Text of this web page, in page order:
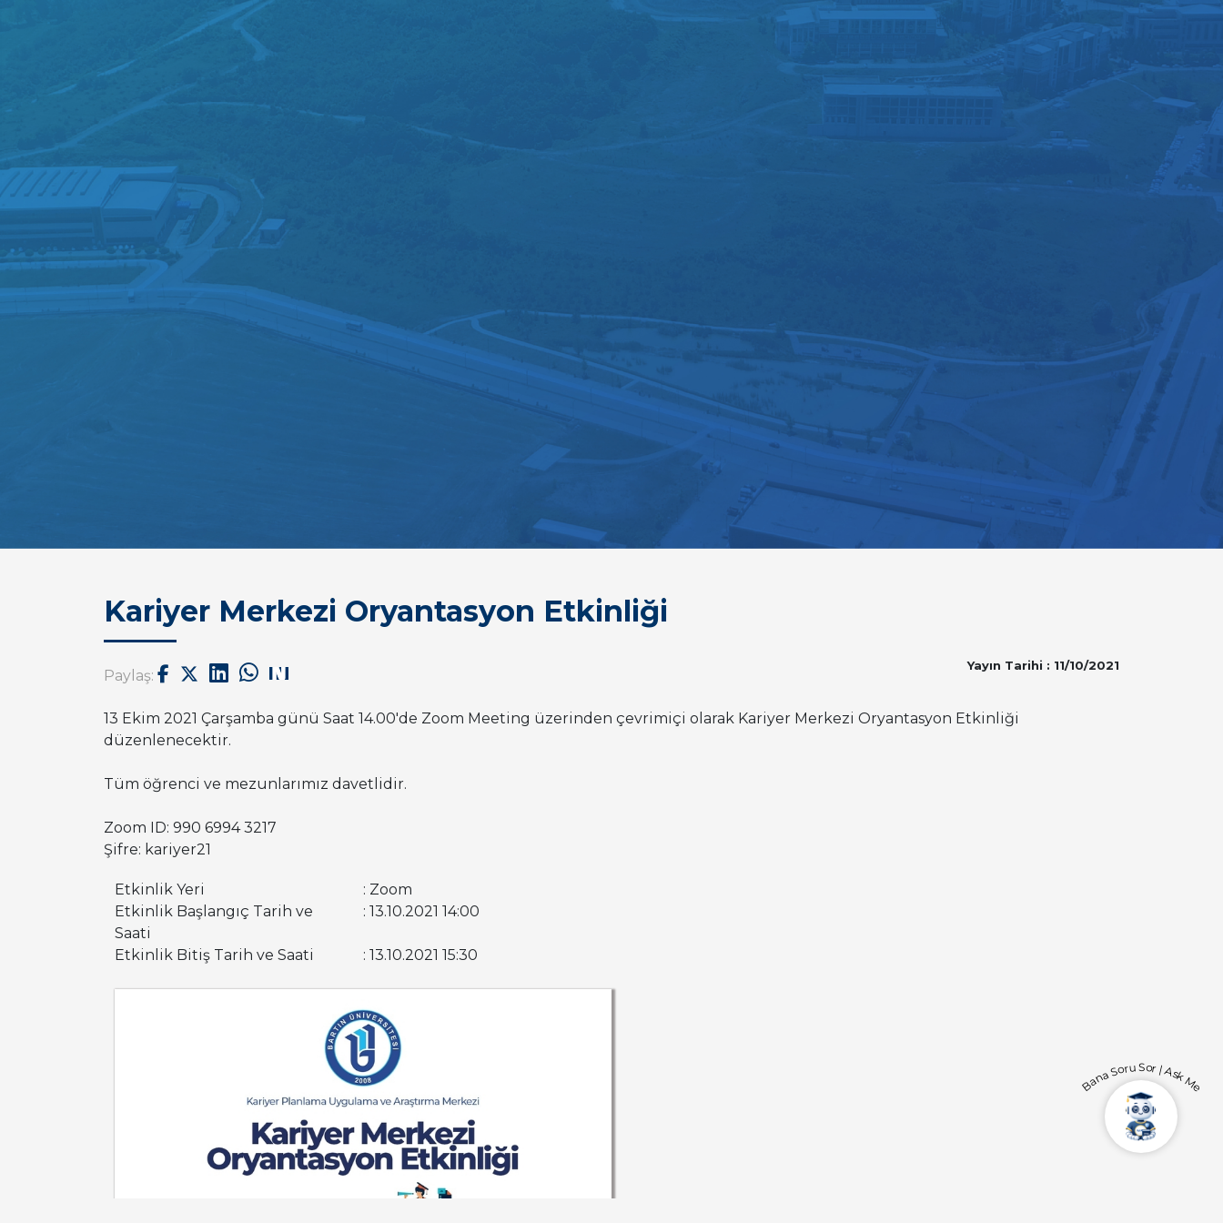
Kariyer Merkezi Oryantasyon Etkinliği
Paylaş:
Yayın Tarihi : 11/10/2021
13 Ekim 2021 Çarşamba günü Saat 14.00'de Zoom Meeting üzerinden çevrimiçi olarak Kariyer Merkezi Oryantasyon Etkinliği
düzenlenecektir.
Tüm öğrenci ve mezunlarımız davetlidir.
Zoom ID: 990 6994 3217
Şifre: kariyer21
Etkinlik Yeri
: Zoom
Etkinlik Başlangıç Tarih ve
Saati
: 13.10.2021 14:00
Etkinlik Bitiş Tarih ve Saati : 13.10.2021 15:30
Bana Soru Sor | Ask Me